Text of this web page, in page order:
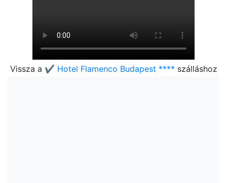
Vissza a ✔️ Hotel Flamenco Budapest **** szálláshoz